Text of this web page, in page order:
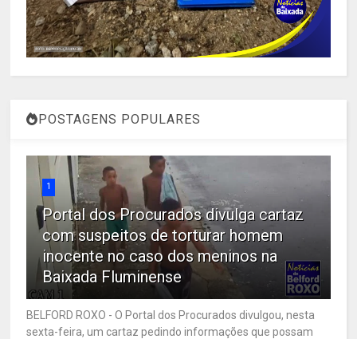
POSTAGENS POPULARES
1
Portal dos Procurados divulga cartaz
com suspeitos de torturar homem
inocente no caso dos meninos na
Baixada Fluminense
BELFORD ROXO - O Portal dos Procurados divulgou, nesta
sexta-feira, um cartaz pedindo informações que possam